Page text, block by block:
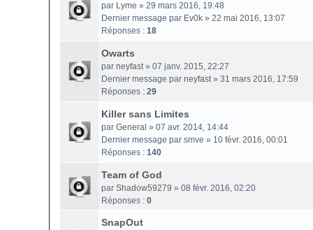
par Lyme » 29 mars 2016, 19:48
Dernier message par Ev0k » 22 mai 2016, 13:07
Réponses : 18
Owarts
par neyfast» 07 janv. 2015, 22:27
Dernier message par neyfast» 31 mars 2016, 17:59
Réponses : 29
Killer sans Limites
par General » 07 avr. 2014, 14:44
Dernier message par smve » 10 févr. 2016, 00:01
Réponses : 140
Team of God
par Shadow59279 » 08 févr. 2016, 02:20
Réponses : 0
SnapOut